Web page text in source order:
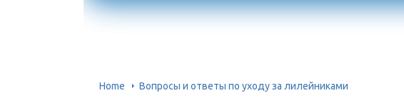
Home Вопросы и ответы по уходу за лилейниками